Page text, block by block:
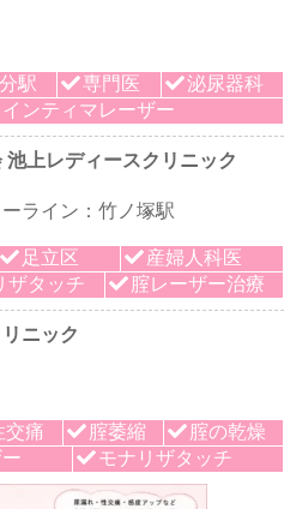
駅 専門医
泌尿器科
インティマレーザー
池上レディースクリニック
ライン：竹ノ塚駅
足立区
産婦人科医
ザタッチ 腟レーザー治療
ニック
交痛 腟萎縮
腟の乾燥
モナリザタッチ